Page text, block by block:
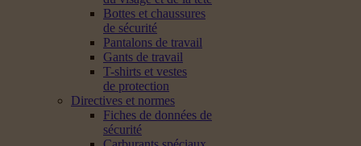
Bottes et chaussures
de sécurité
Pantalons de travail
Gants de travail
T-shirts et vestes
de protection
Directives et normes
Fiches de données de
sécurité